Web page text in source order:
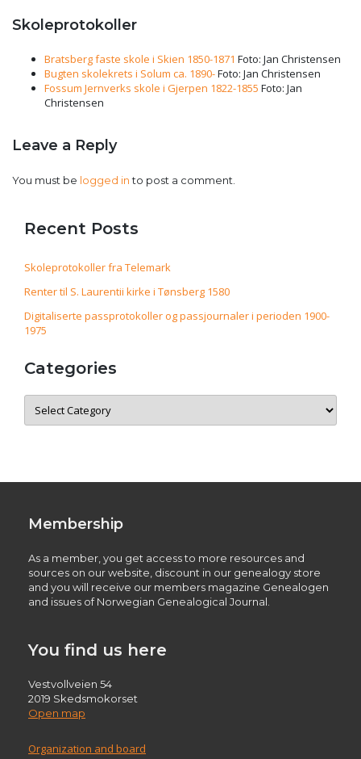
Skoleprotokoller
Bratsberg faste skole i Skien 1850-1871 Foto: Jan Christensen
Bugten skolekrets i Solum ca. 1890-Foto: Jan Christensen
Fossum Jernverks skole i Gjerpen 1822-1855 Foto: Jan
Christensen
Leave a Reply
You must be logged into post a comment.
Recent Posts
Skoleprotokoller fra Telemark
Renter til S. Laurentii kirke i Tønsberg 1580
Digitaliserte passprotokoller og passjournaler i perioden 1900-
1975
Categories
Categories
Membership
As a member, you get access to more resources and
sources on our website, discount in our genealogy store
and you will receive our members magazine Genealogen
and issues of Norwegian Genealogical Journal.
You find us here
Vestvollveien 54
2019 Skedsmokorset
Open map
Organization and board